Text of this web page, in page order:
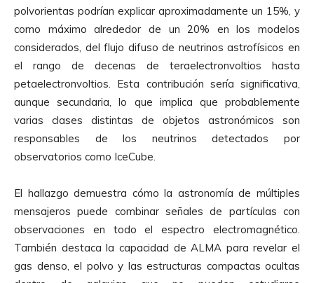
polvorientas podrían explicar aproximadamente un 15%, y
como máximo alrededor de un 20% en los modelos
considerados, del flujo difuso de neutrinos astrofísicos en
el rango de decenas de teraelectronvoltios hasta
petaelectronvoltios. Esta contribución sería significativa,
aunque secundaria, lo que implica que probablemente
varias clases distintas de objetos astronómicos son
responsables de los neutrinos detectados por
observatorios como IceCube.
El hallazgo demuestra cómo la astronomía de múltiples
mensajeros puede combinar señales de partículas con
observaciones en todo el espectro electromagnético.
También destaca la capacidad de ALMA para revelar el
gas denso, el polvo y las estructuras compactas ocultas